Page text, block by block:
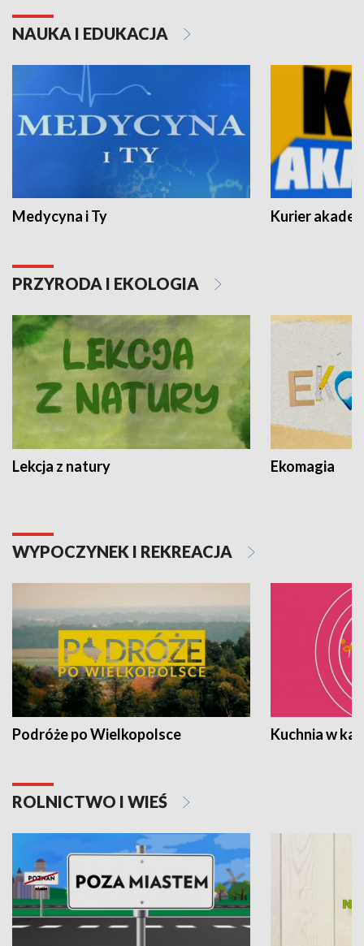
NAUKA I EDUKACJA
Medycyna i Ty Kurier
PRZYRODA I EKOLOGIA
Lekcja z natury Ekomagia
WYPOCZYNEK I REKREACJA
Podróże po Wielkopolsce Kuchnia w
ROLNICTWO I WIEŚ